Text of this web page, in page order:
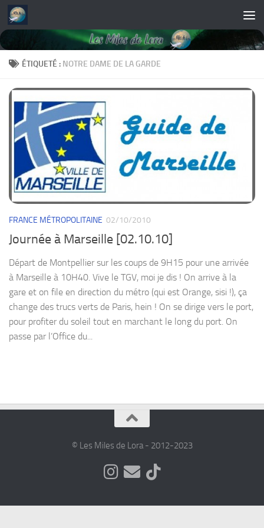
Skip to content
ÉTIQUETÉ : NOTRE DAME DE LA GARDE
FRANCE MÉTROPOLITAINE 02/10/2010
Journée à Marseille [02.10.10]
Départ de Montpellier sur les coups de 9H15 pour une arrivée
à Marseille à 10H40. Vive le TGV, moi je dis ! On arrive à la
gare et on file en direction du métro (qui est Orange, sisi !), ça
change des trucs verts de Paris, hein ! On se dirige vers le port,
pour profiter du soleil tout en marchant le long du port. On
passe par l’Office du...
© Les Miles de Lora - 2012-2023